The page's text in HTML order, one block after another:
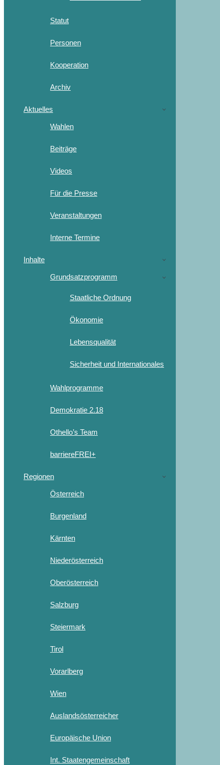
Statut
Personen
Kooperation
Archiv
Aktuelles
Wahlen
Beiträge
Videos
Für die Presse
Veranstaltungen
Interne Termine
Inhalte
Grundsatzprogramm
Staatliche Ordnung
Ökonomie
Lebensqualität
Sicherheit und Internationales
Wahlprogramme
Demokratie 2.18
Othello’s Team
barriereFREI+
Regionen
Österreich
Burgenland
Kärnten
Niederösterreich
Oberösterreich
Salzburg
Steiermark
Tirol
Vorarlberg
Wien
Auslandsösterreicher
Europäische Union
Int. Staatengemeinschaft